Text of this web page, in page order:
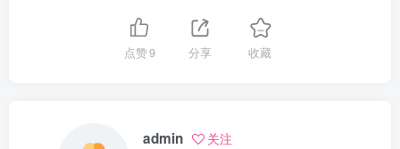
点赞9 分享 收藏
admin 关注